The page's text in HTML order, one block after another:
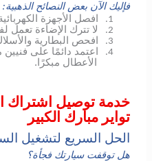
فإليك الآن بعض النصائح الذهبية:
1. افصل الأجهزة
2. لا تترك الإضاءة تعمل
3. افحص البطارية والأسلاك كل 6 أشهر
4.
اعتمد دائمًا على
الأعطال مبكرًا.
خدمة توصيل اشتراك
تواير مبارك الكبير
الحل السريع لتشغيل
هل توقفت سيارتك فجأة؟